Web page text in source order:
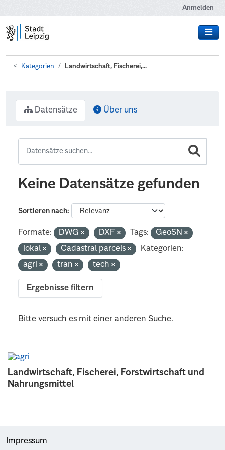
Anmelden
Kategorien Landwirtschaft, Fischerei,...
Landwirtschaft, Fischerei, Forstwirtschaft und
Nahrungsmittel
Datensätze Über uns
Keine Datensätze gefunden
Sortieren nach
Formate: DWG DXF Tags:
GeoSN
lokal
Cadastral parcels
Kategorien:
agri
tran tech
Ergebnisse filtern
Bitte versuch es mit einer anderen Suche.
Impressum